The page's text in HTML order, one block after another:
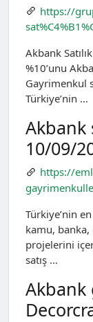
https://
Akbank
%10’unu
Gayrimenkul
Türkiye’nin …
Akbank
10/09/
https://
Türkiye’nin
kamu,
projelerini
satış …
Akbank